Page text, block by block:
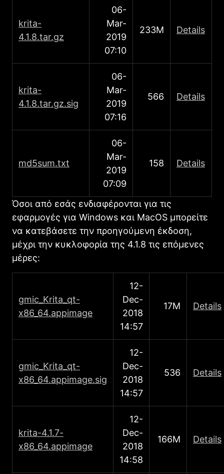
krita-
4.1.8.tar.gz
06-
Mar-
2019
07:10
233M Details
krita-
4.1.8.tar.gz.sig
06-
Mar-
2019
07:16
566 Details
md5sum.txt
06-
Mar-
2019
07:09
158 Details
Όσοι από εσάς ενδιαφέρονται για τις
εφαρμογές για Windows και MacOS μπορείτε
να κατεβάσετε την προηγούμενη έκδοση,
μέχρι την κυκλοφορία της 4.1.8 τις επόμενες
μέρες:
gmic_Κrita_qt-
x86_64.appimage
12-
Dec-
2018
14:57
17M Details
gmic_Κrita_qt-
x86_64.appimage.sig
12-
Dec-
2018
14:57
536 Details
krita-4.1.7-
x86_64.appimage
12-
Dec-
2018
14:58
166M Details